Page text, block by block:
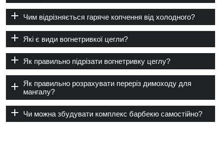
Чим відрізняється гаряче копчення від холодного?
Які є види вогнетривкої цегли?
Як правильно підрізати вогнетривку цеглу?
Як правильно розрахувати переріз димоходу для
мангалу?
Чи можна збудувати комплекс барбекю самостійно?